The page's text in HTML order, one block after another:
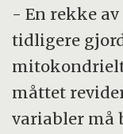
- En rekke
tidligere
måttet
variabler må